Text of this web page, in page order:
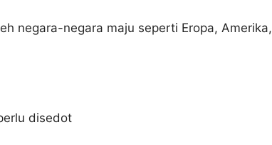
negara-negara maju seperti Eropa, Amerika,
disedot